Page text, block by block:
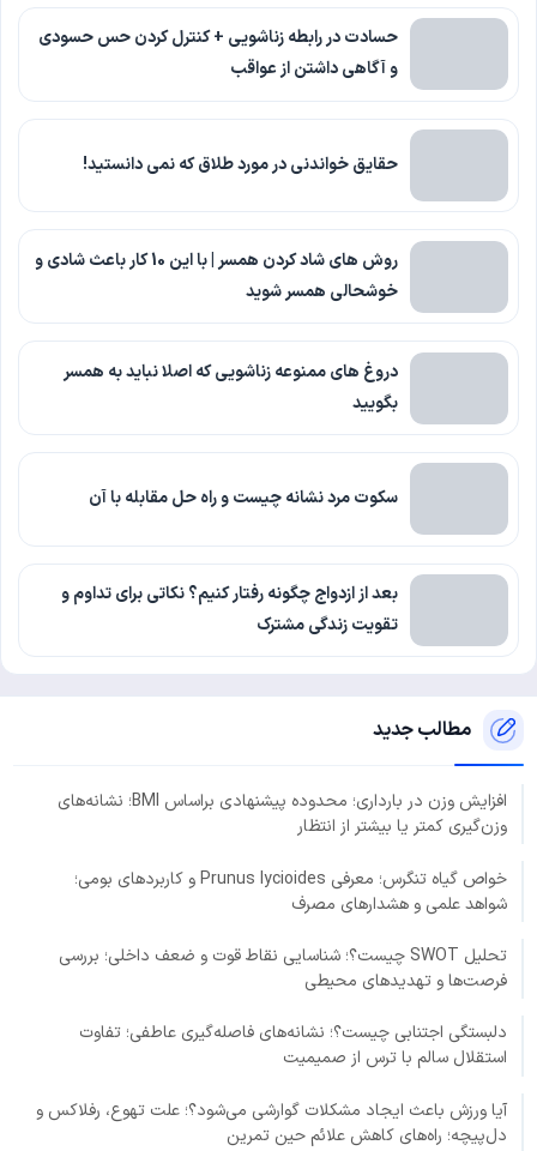
حسادت در رابطه زناشویی + کنترل کردن حس حسودی
و آگاهی داشتن از عواقب
حقایق خواندنی در مورد طلاق که نمی دانستید!
روش های شاد کردن همسر | با این 10 کار باعث شادی و
خوشحالی همسر شوید
دروغ های ممنوعه زناشویی که اصلا نباید به همسر
بگویید
سکوت مرد نشانه چیست و راه حل مقابله با آن
بعد از ازدواج چگونه رفتار کنیم؟ نکاتی برای تداوم و
تقویت زندگی مشترک
مطالب جدید
افزایش وزن در بارداری؛ محدوده پیشنهادی براساس BMI؛ نشانه‌های
وزن‌گیری کمتر یا بیشتر از انتظار
خواص گیاه تنگرس؛ معرفی Prunus lycioides و کاربردهای بومی؛
شواهد علمی و هشدارهای مصرف
تحلیل SWOT چیست؟؛ شناسایی نقاط قوت و ضعف داخلی؛ بررسی
فرصت‌ها و تهدیدهای محیطی
دلبستگی اجتنابی چیست؟؛ نشانه‌های فاصله‌گیری عاطفی؛ تفاوت
استقلال سالم با ترس از صمیمیت
آیا ورزش باعث ایجاد مشکلات گوارشی می‌شود؟؛ علت تهوع، رفلاکس و
دل‌پیچه؛ راه‌های کاهش علائم حین تمرین